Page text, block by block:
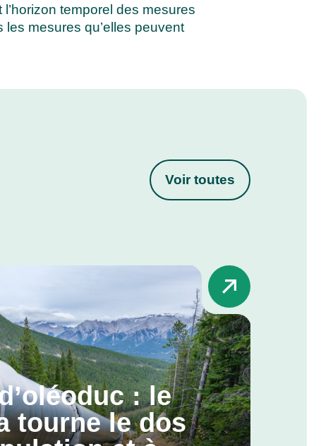
temporel des mesures
mesures qu’elles peuvent
Voir toutes
: le
tourne le dos